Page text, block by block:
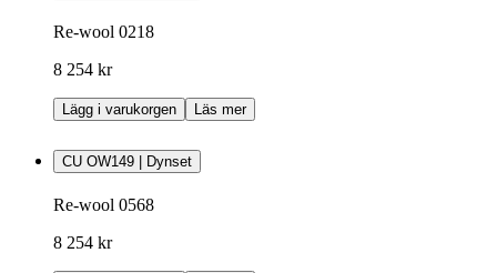
Re-wool 0218
8 254 kr
Lägg i varukorgen Läs mer
CU OW149 | Dynset
Re-wool 0568
8 254 kr